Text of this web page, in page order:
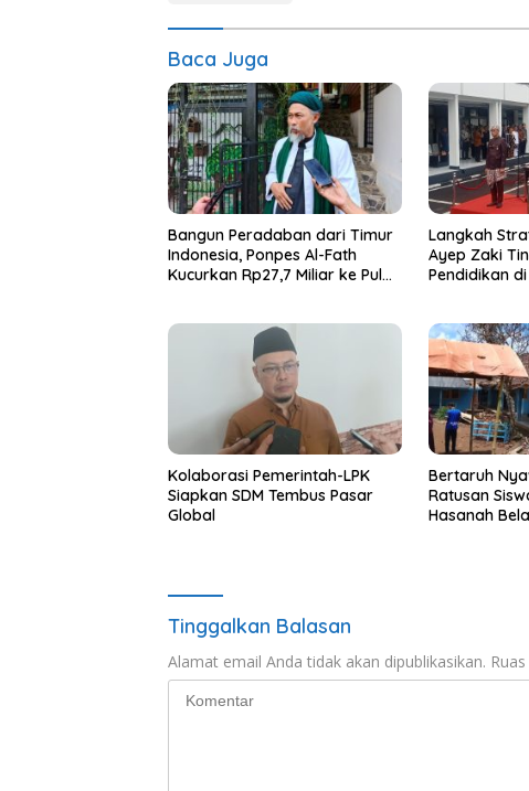
Baca Juga
Bangun Peradaban dari Timur
Indonesia, Ponpes Al-Fath
Kucurkan Rp27,7 Miliar ke Pulau
Langkah
Ayep Zaki
Pendidikan
Kolaborasi Pemerintah-LPK
Siapkan SDM Tembus Pasar
Global
Bertaruh
Ratusan
Hasanah
Tinggalkan Balasan
Alamat email Anda tidak akan dipublikasikan.